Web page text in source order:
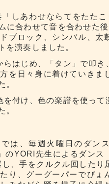
しあわせならてをたた
に合わせて音を合わせた
ブロック、シンバル、太
を演奏しました。
らはじめ、「タン」で叩き
を日々身に着けていきま
。
を付け、色の楽譜を使って
。
は、毎週火曜日のダン
のYORI先生によるダンス
、手をクルクル回したり
り、グーグーパーでぴょ